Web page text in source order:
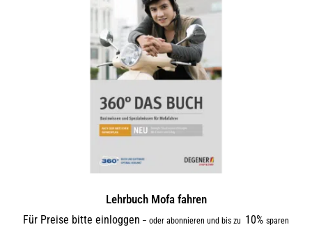
Lehrbuch Mofa fahren
Für Preise bitte einloggen – oder abonnieren und bis zu 10% sparen